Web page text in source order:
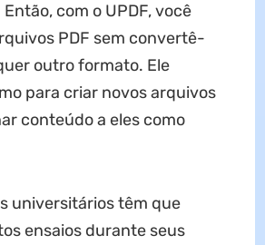
com o UPDF, você
PDF sem convertê-
outro formato. Ele
para criar novos arquivos
conteúdo a eles como
universitários têm que
ensaios durante seus